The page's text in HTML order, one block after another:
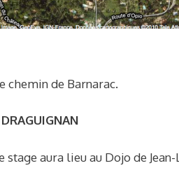
chemin de Barnarac.
stage aura lieu au Dojo de